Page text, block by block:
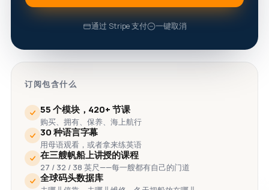
通过 Stripe 支付 一键取消
订阅包含什么
55 个模块，420+ 节课
购买、拥有、保养、海上航行
30 种语言字幕
用母语观看，或者拿来练英语
在三艘帆船上讲授的课程
27 / 32 / 38 英尺——每一艘都有自己的门道
全球码头数据库